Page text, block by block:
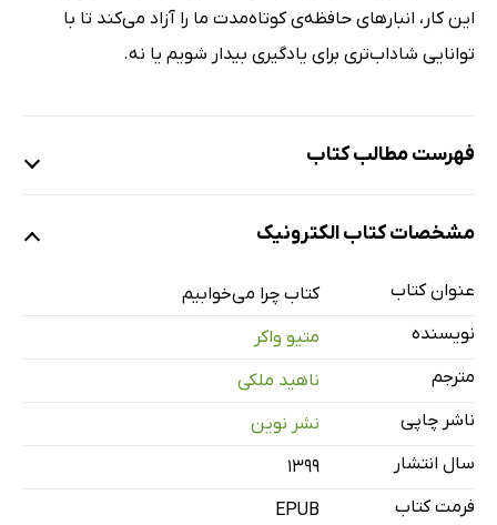
این کار، انبار‌های حافظه‌ی کوتاه‌مدت ما را آزاد می‌کند تا با
توانایی شاداب‌تری برای یادگیری بیدار شویم یا نه.
فهرست مطالب کتاب
فصل اول: خوابیدن...
فصل دوم: کافئین، پرواز‌زدگی و ملاتونین
فصل چهارم: تختخواب‌ میمون‌های بزرگ، دایناسورها و چرت‌زدن
با نیمی از مغز
فصل پنجم: تغییرات خواب در طول زندگی
بخش دوم: چرا باید بخوابید؟
فصل ششم: مادر شما و شکسپیر می‌دانستند
مشخصات کتاب الکترونیک
عنوان کتاب
کتاب چرا می‌خوابیم
نویسنده
متیو واکر
مترجم
ناهید ملکی
ناشر چاپی
نشر نوین
سال انتشار
۱۳۹۹
فرمت کتاب
EPUB